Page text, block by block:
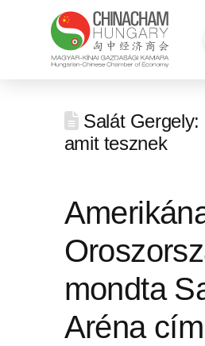
Salát Gergely:
amit tesznek
mondta
Aréna